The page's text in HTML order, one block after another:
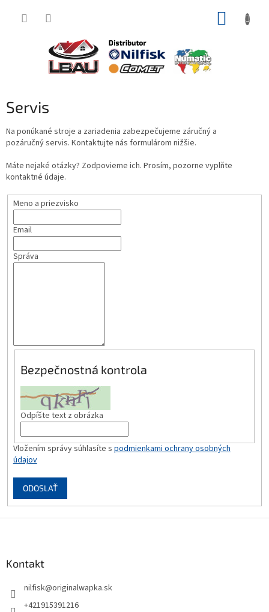
Servis
Na ponúkané stroje a zariadenia zabezpečujeme záručný a
pozáručný servis. Kontaktujte nás formulárom nižšie.
Máte nejaké otázky? Zodpovieme ich. Prosím, pozorne vyplňte
kontaktné údaje.
Meno a priezvisko
Email
Správa
Bezpečnostná kontrola
Odpíšte text z obrázka
Vložením správy súhlasíte s podmienkami ochrany osobných
údajov
ODOSLAŤ
Kontakt
nilfisk@originalwapka.sk
+421915391216